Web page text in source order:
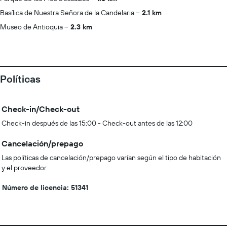
Basílica de Nuestra Señora de la Candelaria
2.1 km
Museo de Antioquia
2.3 km
Políticas
Check-in/Check-out
Check-in después de las 15:00 - Check-out antes de las 12:00
Cancelación/prepago
Las políticas de cancelación/prepago varían según el tipo de habitación
y el proveedor.
Número de licencia: 51341